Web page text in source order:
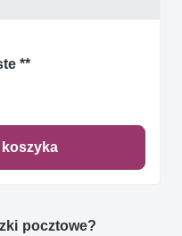
**
pocztowe?